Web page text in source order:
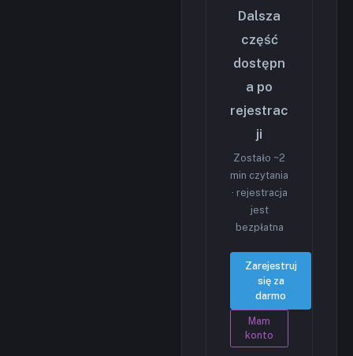
Dalsza
część
dostępn
a po
rejestrac
ji
Zostało ~2
min czytania
· rejestracja
jest
bezpłatna
Zarejestruj
się za
darmo
Mam
konto